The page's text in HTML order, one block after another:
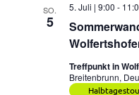
SO.
5
5. Juli | 9:00 -
Treffpunkt in
Breitenbrunn,